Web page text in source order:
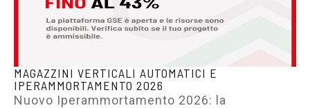
MAGAZZINI VERTICALI AUTOMATICI E
IPERAMMORTAMENTO 2026
Nuovo Iperammortamento 2026: la